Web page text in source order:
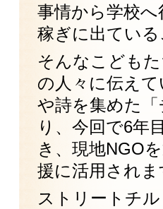
事情から学校
稼ぎに出てい
そんなこども
の人々に伝え
や詩を集めた
り、今回で6年
き、現地NGO
援に活用されま
ストリートチ